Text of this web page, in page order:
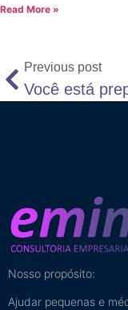
Read More »
Previous post
Você está
Nosso propósito:
Ajudar pequenas e